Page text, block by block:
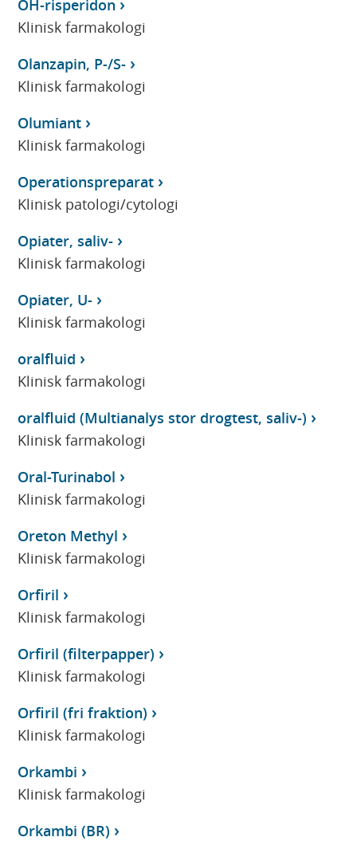
OH-risperidon
Klinisk farmakologi
Olanzapin, P-/S-
Klinisk farmakologi
Olumiant
Klinisk farmakologi
Operationspreparat
Klinisk patologi/cytologi
Opiater, saliv-
Klinisk farmakologi
Opiater, U-
Klinisk farmakologi
oralfluid
Klinisk farmakologi
oralfluid (Multianalys stor drogtest, saliv-)
Klinisk farmakologi
Oral-Turinabol
Klinisk farmakologi
Oreton Methyl
Klinisk farmakologi
Orfiril
Klinisk farmakologi
Orfiril (filterpapper)
Klinisk farmakologi
Orfiril (fri fraktion)
Klinisk farmakologi
Orkambi
Klinisk farmakologi
Orkambi (BR)